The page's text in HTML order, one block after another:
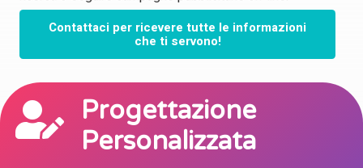
Contattaci per ricevere tutte le informazioni
che ti servono!
Progettazione
Personalizzata